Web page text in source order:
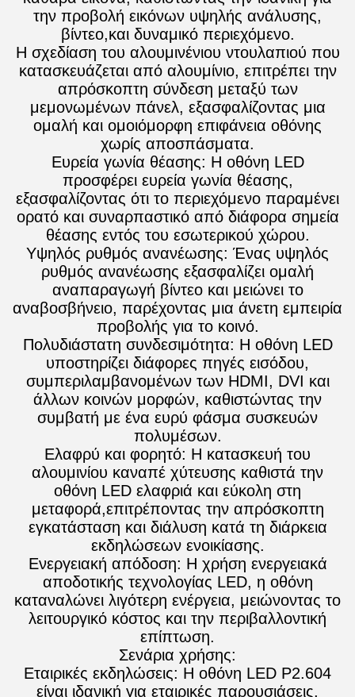
την προβολή εικόνων υψηλής ανάλυσης,
βίντεο,και δυναμικό περιεχόμενο.
Η σχεδίαση του αλουμινένιου ντουλαπιού που
κατασκευάζεται από αλουμίνιο, επιτρέπει την
απρόσκοπτη σύνδεση μεταξύ των
μεμονωμένων πάνελ, εξασφαλίζοντας μια
ομαλή και ομοιόμορφη επιφάνεια οθόνης
χωρίς αποσπάσματα.
Ευρεία γωνία θέασης: Η οθόνη LED
προσφέρει ευρεία γωνία θέασης,
εξασφαλίζοντας ότι το περιεχόμενο παραμένει
ορατό και συναρπαστικό από διάφορα σημεία
θέασης εντός του εσωτερικού χώρου.
Υψηλός ρυθμός ανανέωσης: Ένας υψηλός
ρυθμός ανανέωσης εξασφαλίζει ομαλή
αναπαραγωγή βίντεο και μειώνει το
αναβοσβήνειο, παρέχοντας μια άνετη εμπειρία
προβολής για το κοινό.
Πολυδιάστατη συνδεσιμότητα: Η οθόνη LED
υποστηρίζει διάφορες πηγές εισόδου,
συμπεριλαμβανομένων των HDMI, DVI και
άλλων κοινών μορφών, καθιστώντας την
συμβατή με ένα ευρύ φάσμα συσκευών
πολυμέσων.
Ελαφρύ και φορητό: Η κατασκευή του
αλουμινίου καναπέ χύτευσης καθιστά την
οθόνη LED ελαφριά και εύκολη στη
μεταφορά,επιτρέποντας την απρόσκοπτη
εγκατάσταση και διάλυση κατά τη διάρκεια
εκδηλώσεων ενοικίασης.
Ενεργειακή απόδοση: Η χρήση ενεργειακά
αποδοτικής τεχνολογίας LED, η οθόνη
καταναλώνει λιγότερη ενέργεια, μειώνοντας το
λειτουργικό κόστος και την περιβαλλοντική
επίπτωση.
Σενάρια χρήσης:
Εταιρικές εκδηλώσεις: Η οθόνη LED P2.604
είναι ιδανική για εταιρικές παρουσιάσεις,